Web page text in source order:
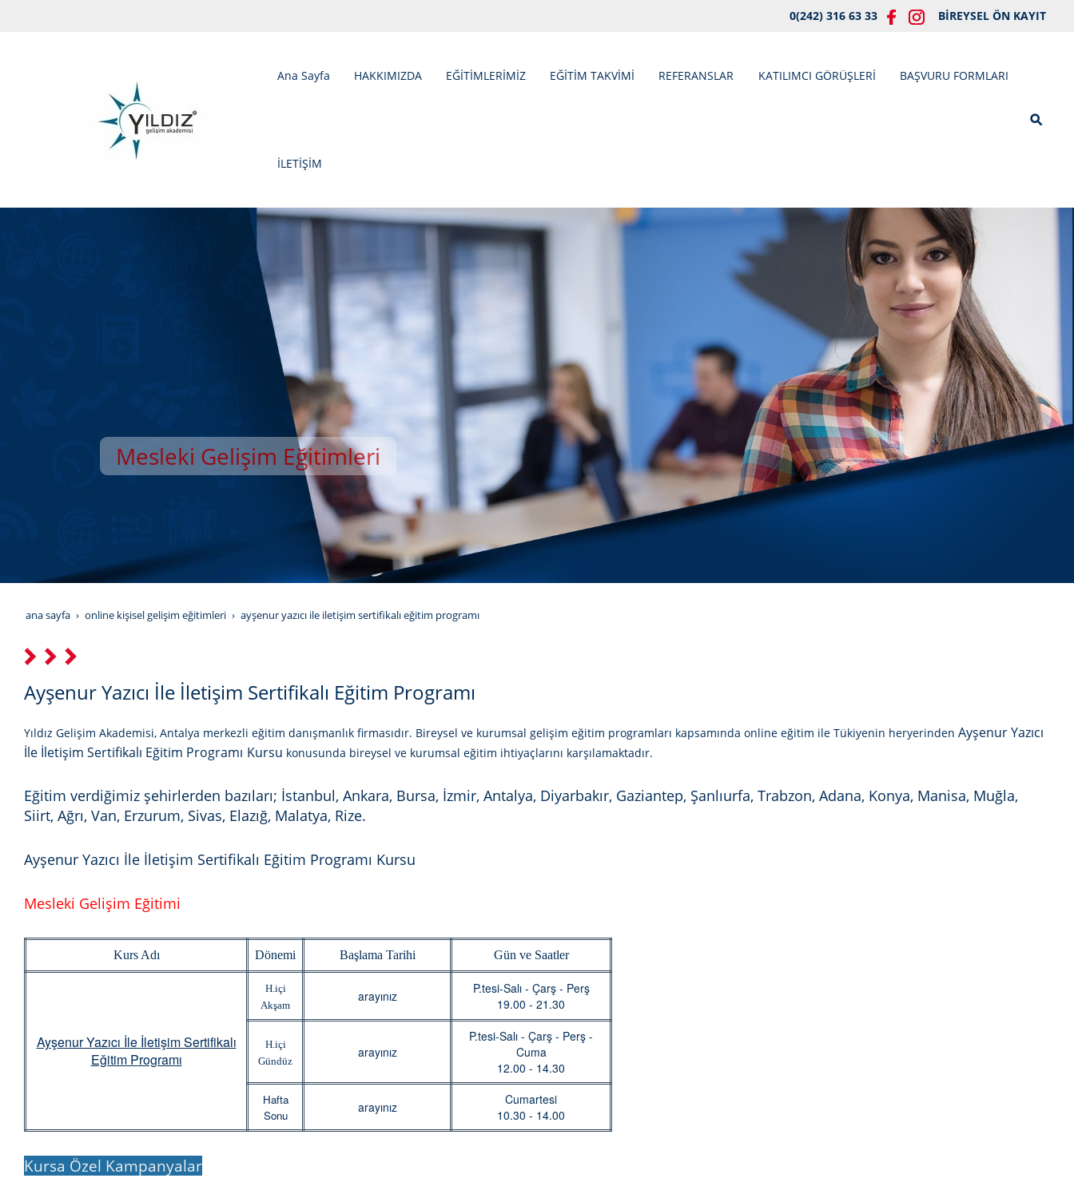
0(242) 316 63 33 BİREYSEL ÖN KAYIT
Ana Sayfa HAKKIMIZDA EĞİTİMLERİMİZ EĞİTİM TAKVİMİ REFERANSLAR KATILIMCI GÖRÜŞLERİ BAŞVURU FORMLARI
İLETİŞİM
Mesleki Gelişim Eğitimleri
YILDIZ GELİŞİM AKADEMİSİ
ana sayfa online kişisel gelişim eğitimleri ayşenur yazıcı i̇le i̇letişim sertifikalı eğitim programı
Ayşenur Yazıcı İle İletişim Sertifikalı Eğitim Programı
Yıldız Gelişim Akademisi, Antalya merkezli eğitim danışmanlık firmasıdır. Bireysel ve kurumsal gelişim eğitim programları kapsamında online eğitim ile Tükiyenin heryerinden Ayşenur Yazıcı
İle İletişim Sertifikalı Eğitim Programı Kursu konusunda bireysel ve kurumsal eğitim ihtiyaçlarını karşılamaktadır.
Eğitim verdiğimiz şehirlerden bazıları; İstanbul, Ankara, Bursa, İzmir, Antalya, Diyarbakır, Gaziantep, Şanlıurfa, Trabzon, Adana, Konya, Manisa, Muğla,
Siirt, Ağrı, Van, Erzurum, Sivas, Elazığ, Malatya, Rize.
Ayşenur Yazıcı İle İletişim Sertifikalı Eğitim Programı Kursu
Mesleki Gelişim Eğitimi
Kurs Adı Dönemi Başlama Tarihi Gün ve Saatler
Ayşenur Yazıcı İle İletişim Sertifikalı
Eğitim Programı
H.içi
Akşam
arayınız
P.tesi-Salı - Çarş - Perş
19.00 - 21.30
H.içi
Gündüz
arayınız
P.tesi-Salı - Çarş - Perş -
Cuma
12.00 - 14.30
Hafta
Sonu
arayınız
Cumartesi
10.30 - 14.00
Kursa Özel Kampanyalar